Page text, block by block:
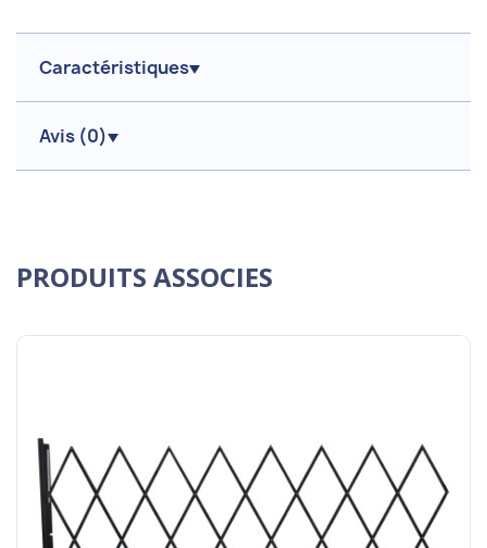
Caractéristiques
Avis (0)
PRODUITS ASSOCIES